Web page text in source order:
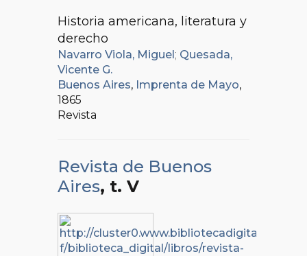
Historia americana, literatura y
derecho
Navarro Viola, Miguel ; Quesada,
Vicente G.
Buenos Aires, Imprenta de Mayo,
1865
Revista
Revista de Buenos
Aires, t. V